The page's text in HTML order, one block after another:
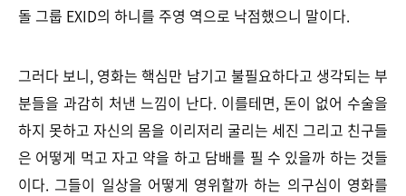
돌 그룹 EXID의 하니를 주영 역으로 낙점했으니 말이다.
그러다 보니, 영화는 핵심만 남기고 불필요하다고 생각되는 부
분들을 과감히 처낸 느낌이 난다. 이를테면, 돈이 없어 수술을
하지 못하고 자신의 몸을 이리저리 굴리는 세진 그리고 친구들
은 어떻게 먹고 자고 약을 하고 담배를 필 수 있을까 하는 것들
이다. 그들이 일상을 어떻게 영위할까 하는 의구심이 영화를